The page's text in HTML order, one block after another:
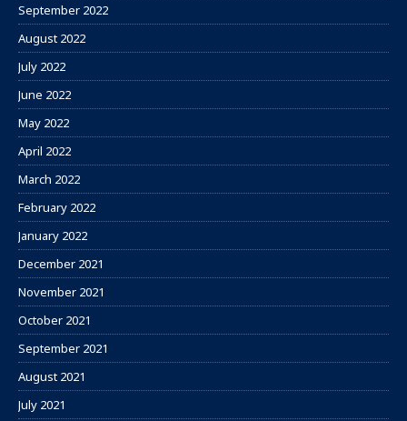
September 2022
August 2022
July 2022
June 2022
May 2022
April 2022
March 2022
February 2022
January 2022
December 2021
November 2021
October 2021
September 2021
August 2021
July 2021